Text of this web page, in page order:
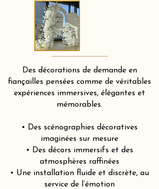
Des décorations de demande en
fiançailles pensées comme de véritables
expériences immersives, élégantes et
mémorables.
• Des scénographies décoratives
imaginées sur mesure
• Des décors immersifs et des
atmosphères raffinées
• Une installation fluide et discrète, au
service de l’émotion